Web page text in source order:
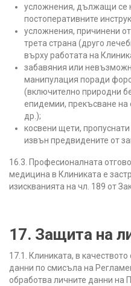
усложнения, дължащи се
постоперативните
усложнения, причинени
трета страна (друго
върху работата на
забавяния или
манипулация поради
(включително природни
епидемии, прекъсване на
др.);
косвени щети,
извън предвидените от
16.3. Професионалната
медицина в Клиниката е
изискванията на чл. 189 от
17. Защита на
17.1. Клиниката, в
данни по смисъла на
обработва личните данни на